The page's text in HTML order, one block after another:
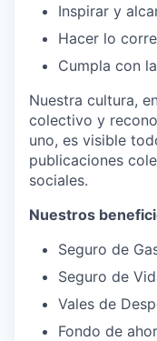
Inspirar y
Hacer lo
Cumpla con
Nuestra cultura,
colectivo y
uno, es visible
publicaciones
sociales.
Nuestros
Seguro de
Seguro de
Vales de
Fondo de